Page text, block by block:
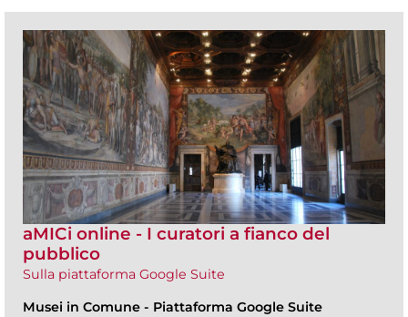
aMICi online - I curatori a fianco del
pubblico
Sulla piattaforma Google Suite
Musei in Comune - Piattaforma Google Suite